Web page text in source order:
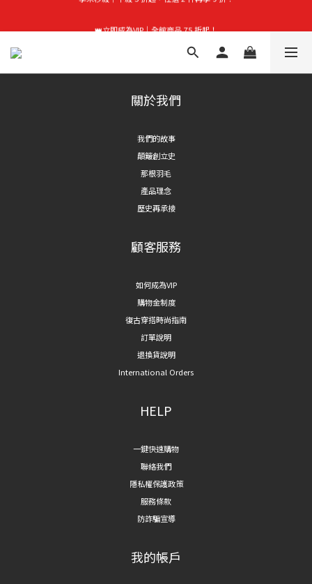
👑立即成為VIP｜全館商品 75 折起！
首購禮｜加入會員＞滿$999超取免運費！
關於我們
我們的故事
顛簸創立史
那根羽毛
產品理念
歷史再承接
顧客服務
如何成為VIP
購物金制度
復古穿搭時尚指南
訂單說明
退換貨說明
International Orders
HELP
一鍵快速購物
聯絡我們
隱私權保護政策
服務條款
防詐騙宣導
我的帳戶